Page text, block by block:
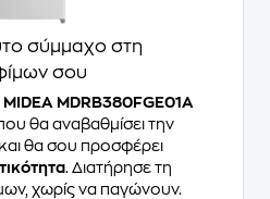
σύμμαχο στη
σου
MIDEA MDRB380FGE01A
θα αναβαθμίσει την
θα σου προσφέρει
. Διατήρησε τη
χωρίς να παγώνουν.